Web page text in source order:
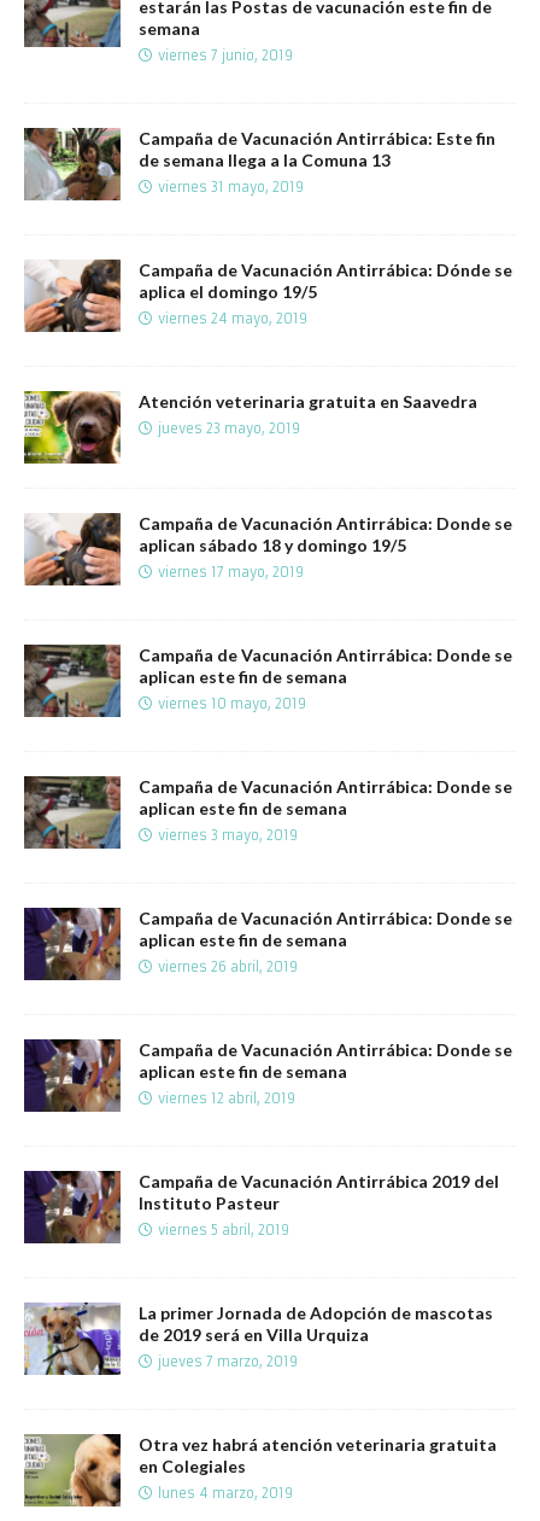
estarán las Postas de vacunación este fin de
semana
viernes 7 junio, 2019
Campaña de Vacunación Antirrábica: Este fin
de semana llega a la Comuna 13
viernes 31 mayo, 2019
Campaña de Vacunación Antirrábica: Dónde se
aplica el domingo 19/5
viernes 24 mayo, 2019
Atención veterinaria gratuita en Saavedra
jueves 23 mayo, 2019
Campaña de Vacunación Antirrábica: Donde se
aplican sábado 18 y domingo 19/5
viernes 17 mayo, 2019
Campaña de Vacunación Antirrábica: Donde se
aplican este fin de semana
viernes 10 mayo, 2019
Campaña de Vacunación Antirrábica: Donde se
aplican este fin de semana
viernes 3 mayo, 2019
Campaña de Vacunación Antirrábica: Donde se
aplican este fin de semana
viernes 26 abril, 2019
Campaña de Vacunación Antirrábica: Donde se
aplican este fin de semana
viernes 12 abril, 2019
Campaña de Vacunación Antirrábica 2019 del
Instituto Pasteur
viernes 5 abril, 2019
La primer Jornada de Adopción de mascotas
de 2019 será en Villa Urquiza
jueves 7 marzo, 2019
Otra vez habrá atención veterinaria gratuita
en Colegiales
lunes 4 marzo, 2019